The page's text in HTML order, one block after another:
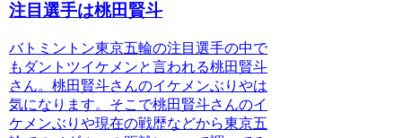
注目選手は桃田賢斗
バトミントン東京五輪の注目選手の中で
もダントツイケメンと言われる桃田賢斗
さん。桃田賢斗さんのイケメンぶりやは
気になります。そこで桃田賢斗さんのイ
ケメンぶりや現在の戦歴などから東京五